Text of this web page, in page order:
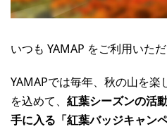
いつも YAMAP をご利用いた
YAMAPでは毎年、秋の山を
を込めて、 紅葉シーズンの活
手に入る「紅葉バッジキャン